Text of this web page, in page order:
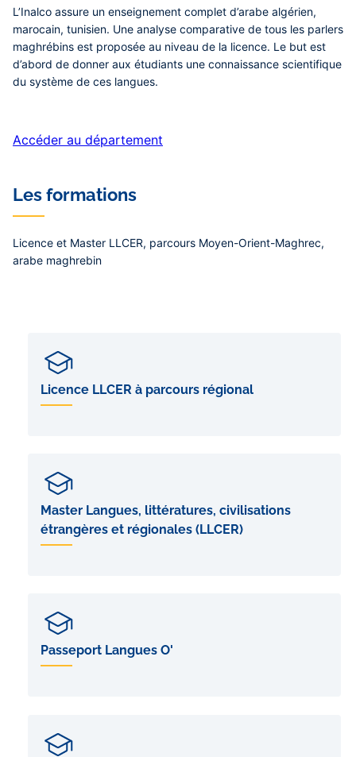
L’Inalco assure un enseignement complet d’arabe algérien,
marocain, tunisien. Une analyse comparative de tous les parlers
maghrébins est proposée au niveau de la licence. Le but est
d’abord de donner aux étudiants une connaissance scientifique
du système de ces langues.
Accéder au département
Les formations
Licence et Master LLCER, parcours Moyen-Orient-Maghrec,
arabe maghrebin
Licence LLCER à parcours régional
Master Langues, littératures, civilisations
étrangères et régionales (LLCER)
Passeport Langues O'